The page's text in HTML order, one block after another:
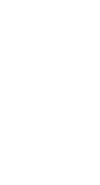
אם הרכב מתנדנד כמו
בופה אכול ככל
הנוסעים ולא
ביותר להובלת בני